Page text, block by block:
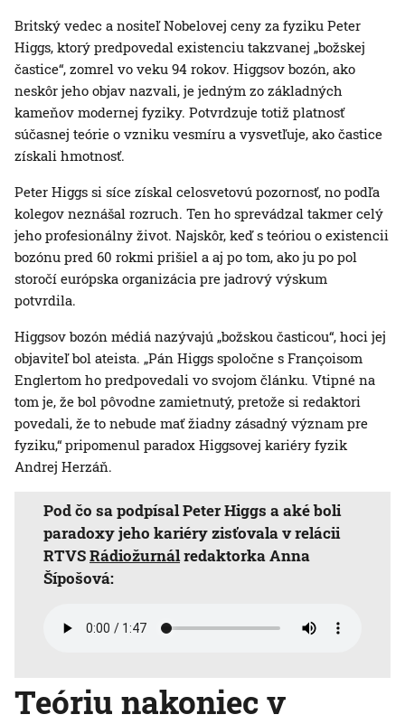
Britský vedec a nositeľ Nobelovej ceny za fyziku Peter
Higgs, ktorý predpovedal existenciu takzvanej „božskej
častice“, zomrel vo veku 94 rokov. Higgsov bozón, ako
neskôr jeho objav nazvali, je jedným zo základných
kameňov modernej fyziky. Potvrdzuje totiž platnosť
súčasnej teórie o vzniku vesmíru a vysvetľuje, ako častice
získali hmotnosť.
Peter Higgs si síce získal celosvetovú pozornosť, no podľa
kolegov neznášal rozruch. Ten ho sprevádzal takmer celý
jeho profesionálny život. Najskôr, keď s teóriou o existencii
bozónu pred 60 rokmi prišiel a aj po tom, ako ju po pol
storočí európska organizácia pre jadrový výskum
potvrdila.
Higgsov bozón médiá nazývajú „božskou časticou“, hoci jej
objaviteľ bol ateista. „Pán Higgs spoločne s Françoisom
Englertom ho predpovedali vo svojom článku. Vtipné na
tom je, že bol pôvodne zamietnutý, pretože si redaktori
povedali, že to nebude mať žiadny zásadný význam pre
fyziku,“ pripomenul paradox Higgsovej kariéry fyzik
Andrej Herzáň.
Pod čo sa podpísal Peter Higgs a aké boli
paradoxy jeho kariéry zisťovala v relácii
RTVSRádiožurnálredaktorka Anna
Šípošová:
Teóriu nakoniec v